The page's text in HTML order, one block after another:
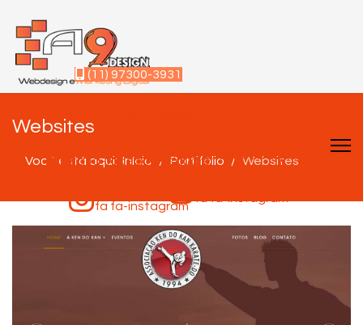
(11) 97300-3931
fa fa-facebook-square
fa fa-instagram
fa fa-facebook-square
Websites
Você está aqui: Início Portifólio Websites